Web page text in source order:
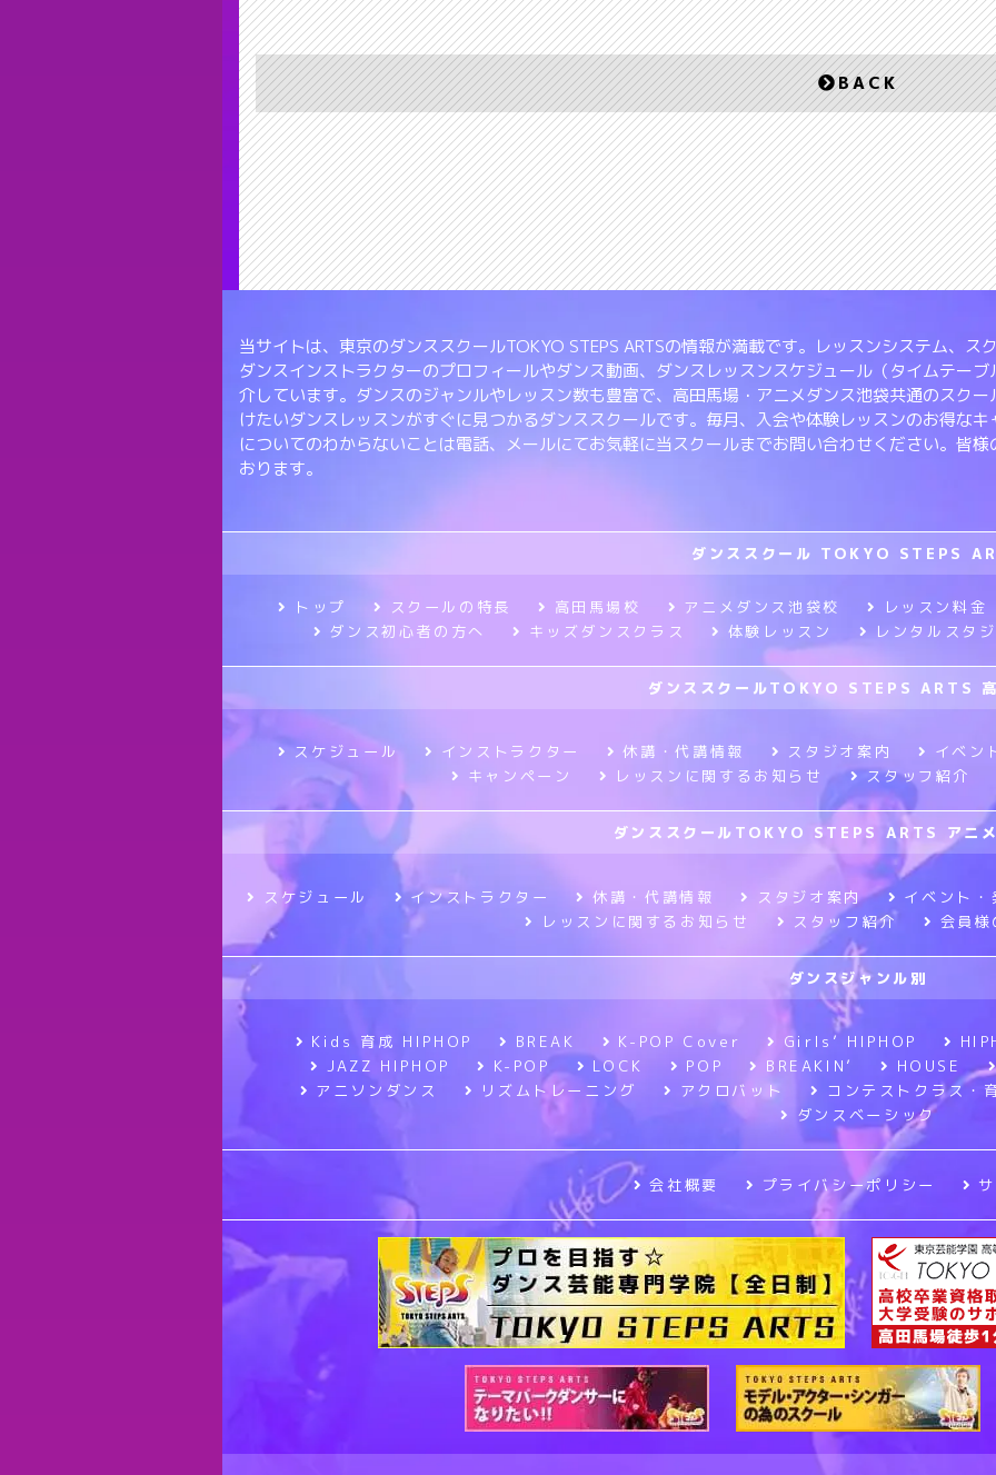
BACK
当サイトは、東京のダンススクールTOKYO STEPS ARTSの情報が満載です。レッスンシステム、
ダンスインストラクターのプロフィールやダンス動画、ダンスレッスンスケジュール（タイムテー
介しています。ダンスのジャンルやレッスン数も豊富で、高田馬場・アニメダンス池袋共通のスク
けたいダンスレッスンがすぐに見つかるダンススクールです。毎月、入会や体験レッスンのお得な
についてのわからないことは電話、メールにてお気軽に当スクールまでお問い合わせください。皆
おります。
ダンススクール TOKYO STEPS
トップ スクールの特長 高田馬場校 アニメダンス池袋校
レッスン料金
ダンス初心者の方へ
キッズダンスクラス 体験レッスン レンタルスタ
ダンススクールTOKYO STEPS ARTS
スケジュール インストラクター 休講・代講情報 スタジオ案内
イベン
キャンペーン
レッスンに関するお知らせ スタッフ紹介
ダンススクールTOKYO STEPS ARTS アニ
スケジュール インストラクター 休講・代講情報 スタジオ案内
イベント・
レッスンに関するお知らせ
スタッフ紹介 会員様
ダンスジャンル別
Kids 育成 HIPHOP BREAK K-POP Cover Girls’ HIPHOP
JAZZ HIPHOP
K-POP LOCK POP BREAKIN’
HOUSE
アニソンダンス
リズムトレーニング アクロバット
コンテストクラス・
ダンスベーシック
会社概要 プライバシーポリシー